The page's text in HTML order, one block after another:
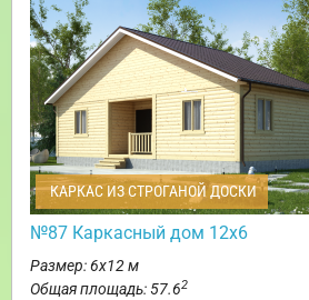
КАРКАС ИЗ СТРОГАНОЙ ДОСКИ
№87 Каркасный дом 12х6
Размер: 6х12 м
Общая площадь: 57.62